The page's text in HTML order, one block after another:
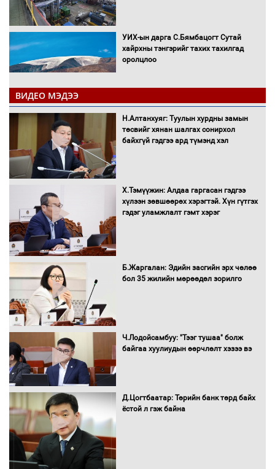
УИХ-ын дарга С.Бямбацогт Сутай
хайрхны тэнгэрийг тахих тахилгад
оролцлоо
С.Амарсайхан: Иргэдийг хохироосон
ААН-ийн нуугтмал хөрөнгийг
битүүмжлэнэ
Н.Номтойбаяр: Аймгуудад тулгамдаж
буй асуудлуудыг Засгийн газрын
хуралдаанд танилцуулж,
эрэгтэйчүүдийн волейболын тэмцээнд
оролцож байгаа баг тамирчдад
Автобензин, дизель түлшний онцгой
ВИДЕО МЭДЭЭ
Н.Алтанхуяг: Туулын хурдны замын
төсвийг хянан шалгах сонирхол
байхгүй гэдгээ ард түмэнд хэл
Х.Тэмүүжин: Алдаа гаргасан гэдгээ
хүлээн зөвшөөрөх хэрэгтэй. Хүн гүтгэх
гэдэг уламжлалт гэмт хэрэг
Б.Жаргалан: Эдийн засгийн эрх чөлөө
бол 35 жилийн мөрөөдөл зорилго
Ч.Лодойсамбуу: "Тээг тушаа" болж
байгаа хуулиудын өөрчлөлт хэзээ вэ
Д.Цогтбаатар: Төрийн банк төрд байх
ёстой л гэж байна